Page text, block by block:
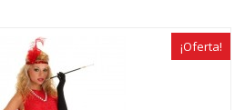
¡Oferta!